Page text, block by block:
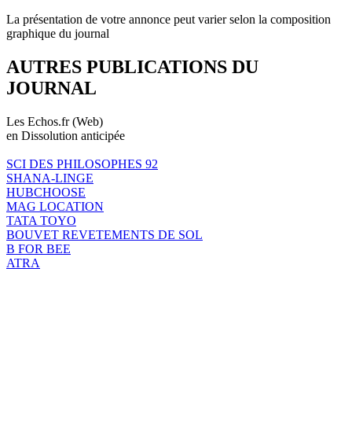
La présentation de votre annonce peut varier selon la composition
graphique du journal
AUTRES PUBLICATIONS DU
JOURNAL
Les Echos.fr (Web)
en Dissolution anticipée
SCI DES PHILOSOPHES 92
SHANA-LINGE
HUBCHOOSE
MAG LOCATION
TATA TOYO
BOUVET REVETEMENTS DE SOL
B FOR BEE
ATRA